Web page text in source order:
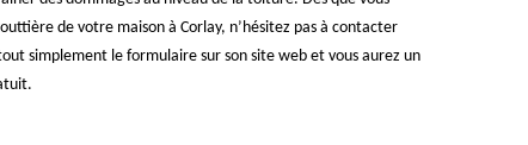
de votre maison à Corlay, n’hésitez pas à contacter
simplement le formulaire sur son site web et vous aurez un